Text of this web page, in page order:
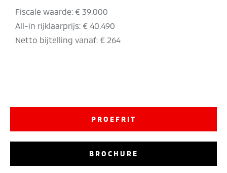
Fiscale waarde: € 39.000
All-in rijklaarprijs: € 40.490
Netto bijtelling vanaf: € 264
PROEFRIT
BROCHURE